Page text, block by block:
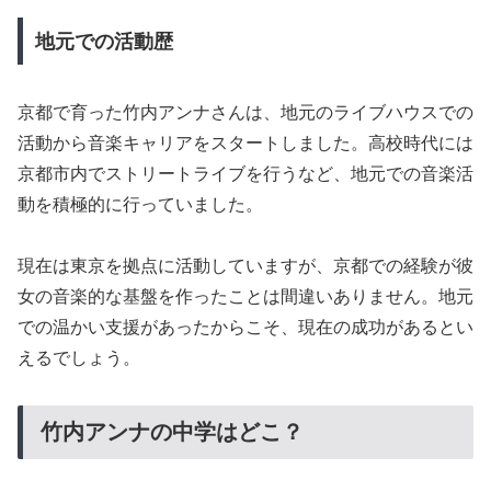
地元での活動歴
京都で育った竹内アンナさんは、地元のライブハウスでの
活動から音楽キャリアをスタートしました。高校時代には
京都市内でストリートライブを行うなど、地元での音楽活
動を積極的に行っていました。
現在は東京を拠点に活動していますが、京都での経験が彼
女の音楽的な基盤を作ったことは間違いありません。地元
での温かい支援があったからこそ、現在の成功があるとい
えるでしょう。
竹内アンナの中学はどこ？